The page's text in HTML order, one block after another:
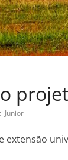
Junior
extensão